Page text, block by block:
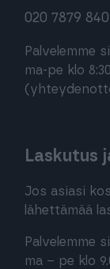
020 7879 840
Palvelemme
ma-pe klo
Laskutus
Jos asiasi
lähettämää
Palvelemme
ma – pe klo